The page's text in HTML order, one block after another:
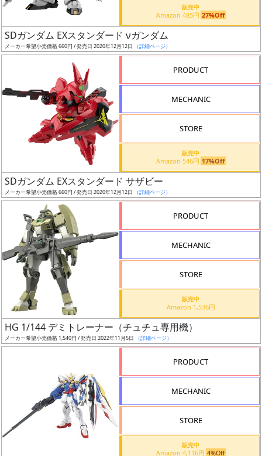
シ
ー
ズ・
ト
況
売
抽
選
活
販売中
Amazon 485円 27%Off
SDガンダム EXスタンダード νガンダム
メーカー希望小売価格 660円 / 発売日 2020年12月12日 （詳細ページ）
PRODUCT
MECHANIC
STORE
販売中
Amazon 546円 17%Off
SDガンダム EXスタンダード サザビー
メーカー希望小売価格 660円 / 発売日 2020年12月12日 （詳細ページ）
PRODUCT
MECHANIC
STORE
販売中
Amazon 1,536円
HG 1/144 デミトレーナー（チュチュ専用機）
メーカー希望小売価格 1,540円 / 発売日 2022年11月5日 （詳細ページ）
PRODUCT
MECHANIC
STORE
販売中
Amazon 4,116円 4%Off